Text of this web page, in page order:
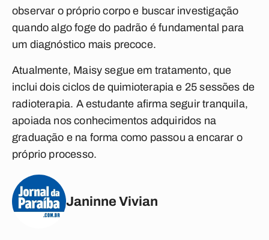
observar o próprio corpo e buscar investigação
quando algo foge do padrão é fundamental para
um diagnóstico mais precoce.
Atualmente, Maisy segue em tratamento, que
inclui dois ciclos de quimioterapia e 25 sessões de
radioterapia. A estudante afirma seguir tranquila,
apoiada nos conhecimentos adquiridos na
graduação e na forma como passou a encarar o
próprio processo.
Janinne Vivian